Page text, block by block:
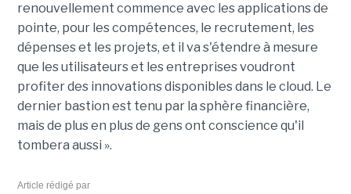
renouvellement commence avec les applications de
pointe, pour les compétences, le recrutement, les
dépenses et les projets, et il va s'étendre à mesure
que les utilisateurs et les entreprises voudront
profiter des innovations disponibles dans le cloud. Le
dernier bastion est tenu par la sphère financière,
mais de plus en plus de gens ont conscience qu'il
tombera aussi ».
Article rédigé par